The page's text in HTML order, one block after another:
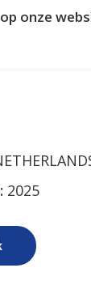
onze
2025